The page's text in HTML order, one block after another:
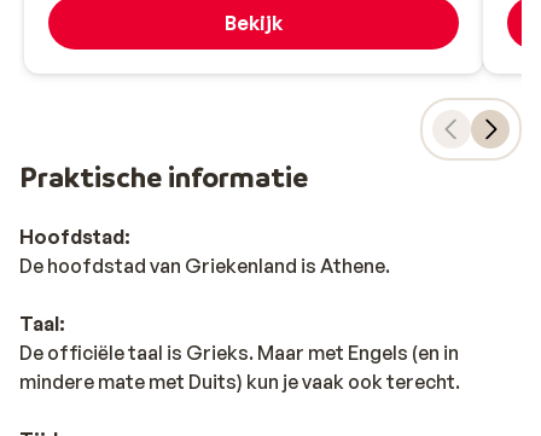
Bekijk
Praktische informatie
Hoofdstad:
De hoofdstad van Griekenland is Athene.
Taal:
De officiële taal is Grieks. Maar met Engels (en in
mindere mate met Duits) kun je vaak ook terecht.